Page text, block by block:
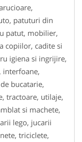
patuturi din
patut, mobilier,
copiilor, cadite si
igiena si ingrijire,
interfoane,
bucatarie,
tractoare, utilaje,
si machete,
lego, jucarii
triciclete,